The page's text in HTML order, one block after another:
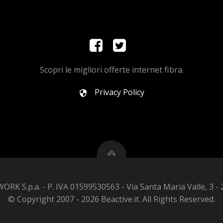
Scopri le migliori offerte internet fibra.
Privacy Policy
S.p.a. - P. IVA 01599530563 - Via Santa Maria Valle, 3
© Copyright 2007 - 2026 Beactive.it. All Rights Reserved.